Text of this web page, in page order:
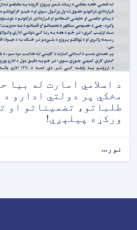
د اسلامي امارت له بیا
مخکي پر دولتي ادارو د
طلباتو، تضمیناتو او
ورکړه پیلېږي!
نور...